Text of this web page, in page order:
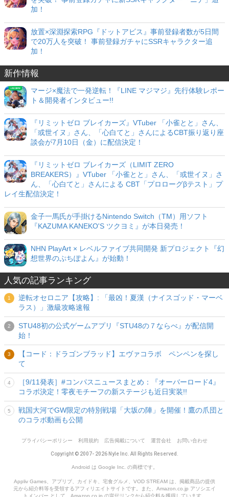
加！
放置×深淵探索RPG『ドットアビス』事前登録者数が5日間
で20万人を突破！ 事前登録ガチャにSSRキャラクター追
加！
新作情報
マージ×魔法で一発逆転！『LINE マジマジ』先行体験レポー
ト＆開発者インタビュー!!
『リミットゼロ ブレイカーズ』VTuber 「小雀とと」さん、
「或世イヌ」さん、「心白てと」さんによるCBT振り返り座
談会が7月10日（金）に配信決定！
『リミットゼロ ブレイカーズ（LIMIT ZERO
BREAKERS）』VTuber 「小雀とと」さん、「或世イヌ」さ
ん、「心白てと」さんによる CBT「プロローグβテスト」プ
レイ生配信決定！
金子一馬氏が手掛けるNintendo Switch（TM）用ソフト
『KAZUMA KANEKO'S ツクヨミ』が本日発売！
NHN PlayArt × レベルファイブ共同開発 新プロジェクト『幻
想世界のぷちぽよん』が始動！
人気の記事ランキング
逆転オセロニア【攻略】: 「最凶！夏漢（ナイスゴッド・マーベ
ラス）」激級攻略速報
STU48初の公式ゲームアプリ『STU48の７ならべ』が配信開
始！
【コード：ドラゴンブラッド】エヴァコラボ ペンペンを探し
て
［9/11発表］#コンパスニュースまとめ：『オーバーロード4』
コラボ決定！零夜モチーフの新ステージも近日実装!!
戦国大河でGW限定の特別戦場「大坂の陣」を開催！鷹の爪団と
のコラボ動画も公開
プライバシーポリシー 利用規約 広告掲載について 運営会社 お問い合わせ
Copyright © 2007- 2026 Nyle Inc. All Rights Reserved.
Android は Google Inc. の商標です。
Appliv Games、アプリブ、カイドキ、宅食グルメ、VOD STREAM は、掲載商品の提供
元から紹介料等を受領するアフィリエイトサイトです。また、Amazon.co.jp アソシエイ
トメンバー として、Amazon.co.jp の宣伝リンクから紹介料を獲得しています。